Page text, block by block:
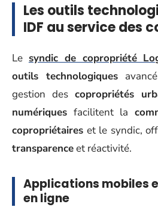
Les outils
IDF au service des
Le syndic de copropriété
outils technologiques
gestion des copropriétés
numériques facilitent la
copropriétaires et le syndic,
transparenceet réactivité.
Applications mobiles
en ligne